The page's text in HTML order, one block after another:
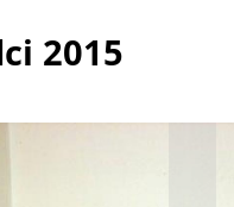
2015